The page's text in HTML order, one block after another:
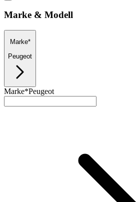
Marke & Modell
Marke*
Peugeot
Marke*Peugeot